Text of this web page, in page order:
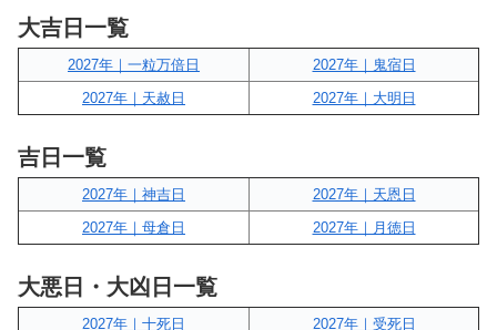
大吉日一覧
2027年｜一粒万倍日
2027年｜鬼宿日
2027年｜天赦日
2027年｜大明日
吉日一覧
2027年｜神吉日
2027年｜天恩日
2027年｜母倉日
2027年｜月徳日
大悪日・大凶日一覧
2027年｜十死日
2027年｜受死日